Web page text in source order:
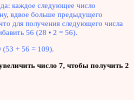
каждое следующее число
вдвое больше предыдущего
для получения следующего числа
56 (28 • 2 = 56).
+ 56 = 109).
число 7, чтобы получить 2